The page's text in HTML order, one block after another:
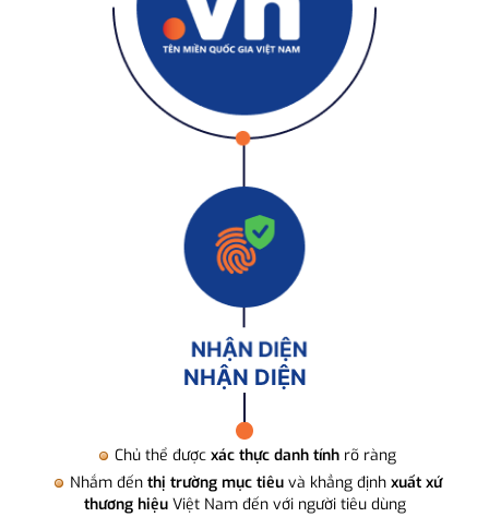
NHẬN DIỆN
Chủ thể được xác thực danh tính rõ ràng
Nhắm đến thị trường mục tiêuvà khẳng định xuất xứ
thương hiệuViệt Nam đến với người tiêu dùng